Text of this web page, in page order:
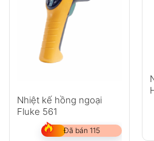
Nhiệt kế hồng ngoại
Fluke 561
Đã bán 115